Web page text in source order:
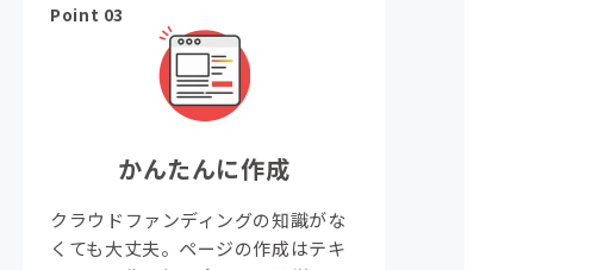
Point 03
かんたんに作成
クラウドファンディングの知識がな
くても大丈夫。ページの作成はテキ